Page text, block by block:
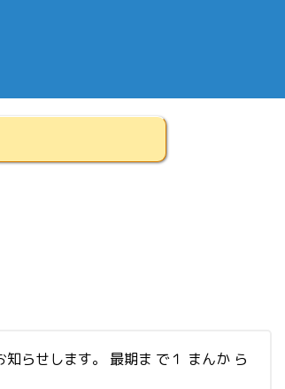
らせします。 最期ま で１ まんか ら